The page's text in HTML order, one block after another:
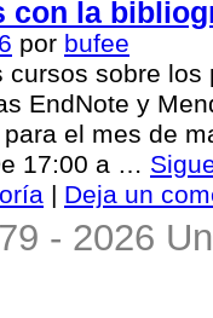
con la
por bufee
cursos sobre
EndNote y
el mes de
17:00 a …
| Deja un
- 2026